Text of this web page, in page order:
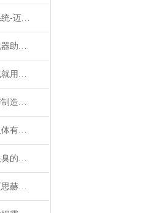
激光切割除烟除味净化系统-迈思赫烟雾净化器
环评不过关？迈思赫净化器助您轻松达标
焊锡车间很多烟影响空气就用迈思赫净化器，多重过滤更洁净
激光烟雾净化设备研发与制造厂家——迈思赫，节能高效，净化无忧
焊锡工作产生的烟雾对人体有害吗，有什么应对措施
激光切割亚克力有烟和很臭的异味怎么处理环评也得过
工业烟雾净化黑科技：迈思赫三级过滤如何做到99.97%净化率？